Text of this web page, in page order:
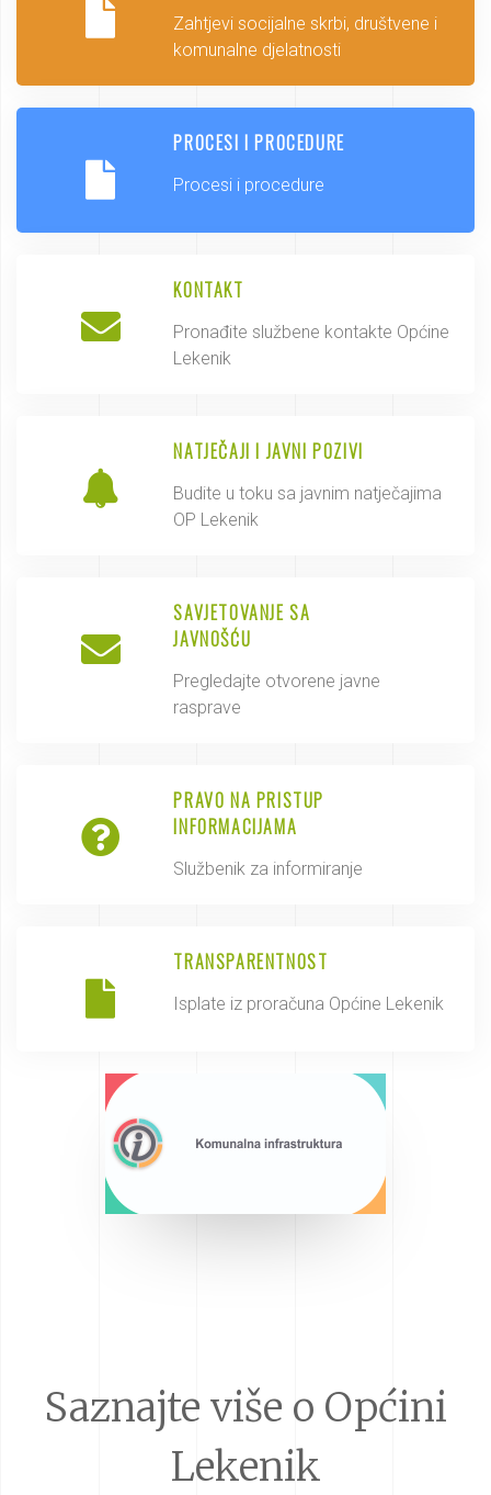
Zahtjevi socijalne skrbi, društvene i
komunalne djelatnosti
PROCESI I PROCEDURE
Procesi i procedure
KONTAKT
Pronađite službene kontakte Općine
Lekenik
NATJEČAJI I JAVNI POZIVI
Budite u toku sa javnim natječajima
OP Lekenik
SAVJETOVANJE SA
JAVNOŠĆU
Pregledajte otvorene javne
rasprave
PRAVO NA PRISTUP
INFORMACIJAMA
Službenik za informiranje
TRANSPARENTNOST
Isplate iz proračuna Općine Lekenik
Saznajte više o Općini
Lekenik